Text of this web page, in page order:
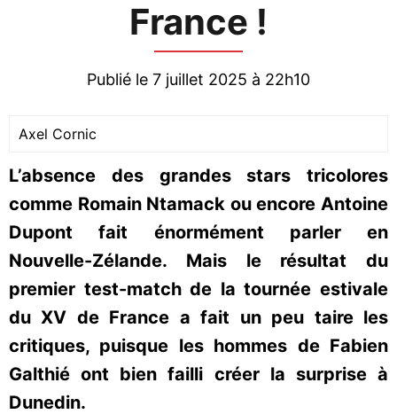
France !
Publié le 7 juillet 2025 à 22h10
Axel Cornic
L’absence des grandes stars tricolores
comme Romain Ntamack ou encore Antoine
Dupont fait énormément parler en
Nouvelle-Zélande. Mais le résultat du
premier test-match de la tournée estivale
du XV de France a fait un peu taire les
critiques, puisque les hommes de Fabien
Galthié ont bien failli créer la surprise à
Dunedin.